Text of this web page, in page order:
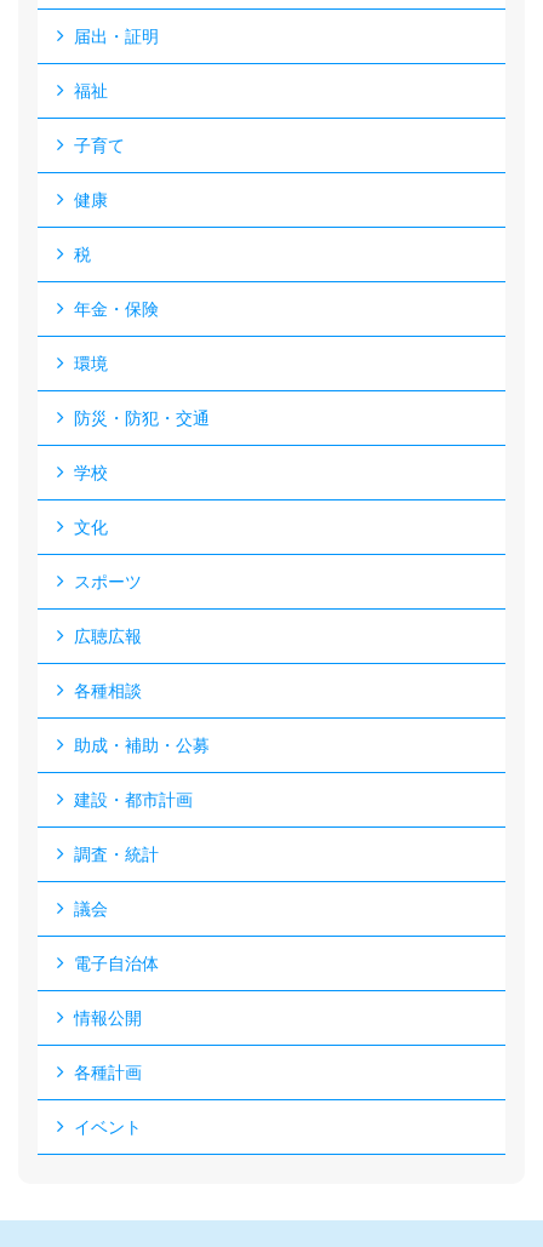
届出・証明
福祉
子育て
健康
税
年金・保険
環境
防災・防犯・交通
学校
文化
スポーツ
広聴広報
各種相談
助成・補助・公募
建設・都市計画
調査・統計
議会
電子自治体
情報公開
各種計画
イベント